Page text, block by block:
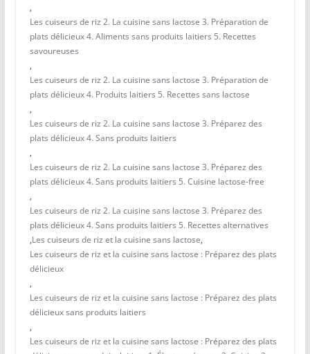
,
Les cuiseurs de riz 2. La cuisine sans lactose 3. Préparation de
plats délicieux 4. Aliments sans produits laitiers 5. Recettes
savoureuses
,
Les cuiseurs de riz 2. La cuisine sans lactose 3. Préparation de
plats délicieux 4. Produits laitiers 5. Recettes sans lactose
,
Les cuiseurs de riz 2. La cuisine sans lactose 3. Préparez des
plats délicieux 4. Sans produits laitiers
,
Les cuiseurs de riz 2. La cuisine sans lactose 3. Préparez des
plats délicieux 4. Sans produits laitiers 5. Cuisine lactose-free
,
Les cuiseurs de riz 2. La cuisine sans lactose 3. Préparez des
plats délicieux 4. Sans produits laitiers 5. Recettes alternatives
,Les cuiseurs de riz et la cuisine sans lactose,
Les cuiseurs de riz et la cuisine sans lactose : Préparez des plats
délicieux
,
Les cuiseurs de riz et la cuisine sans lactose : Préparez des plats
délicieux sans produits laitiers
,
Les cuiseurs de riz et la cuisine sans lactose : Préparez des plats